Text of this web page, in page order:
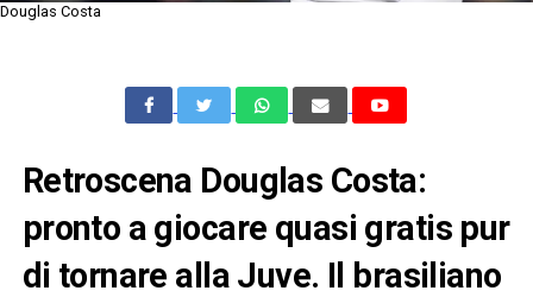
Douglas Costa
Retroscena Douglas Costa:
pronto a giocare quasi gratis pur
di tornare alla Juve. Il brasiliano